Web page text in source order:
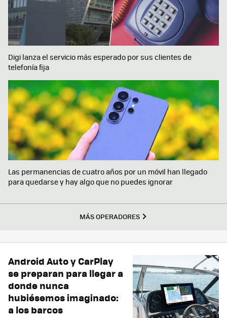
Digi lanza el servicio más esperado por sus clientes de
telefonía fija
Las permanencias de cuatro años por un móvil han llegado
para quedarse y hay algo que no puedes ignorar
MÁS OPERADORES
Android Auto y CarPlay
se preparan para llegar a
donde nunca
hubiésemos imaginado:
a los barcos